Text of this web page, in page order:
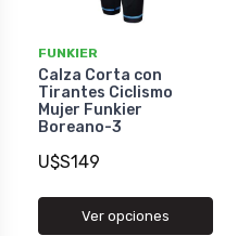
FUNKIER
Calza Corta con
Tirantes Ciclismo
Mujer Funkier
Boreano-3
U$S149
Ver opciones